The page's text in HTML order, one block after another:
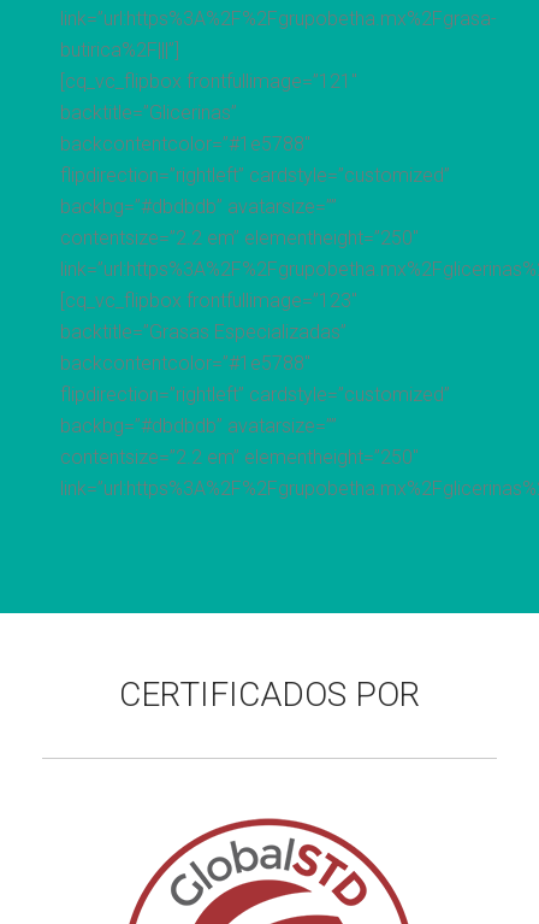
link=”url:https%3A%2F%2Fgrupobetha.mx%2Fgrasa-
butirica%2F|||”]
[cq_vc_flipbox frontfullimage=”121″
backtitle=”Glicerinas”
backcontentcolor=”#1e5788″
flipdirection=”rightleft” cardstyle=”customized”
backbg=”#dbdbdb” avatarsize=””
contentsize=”2.2 em” elementheight=”250″
[cq_vc_flipbox frontfullimage=”123″
backtitle=”Grasas Especializadas”
backcontentcolor=”#1e5788″
flipdirection=”rightleft” cardstyle=”customized”
backbg=”#dbdbdb” avatarsize=””
contentsize=”2.2 em” elementheight=”250″
CERTIFICADOS POR